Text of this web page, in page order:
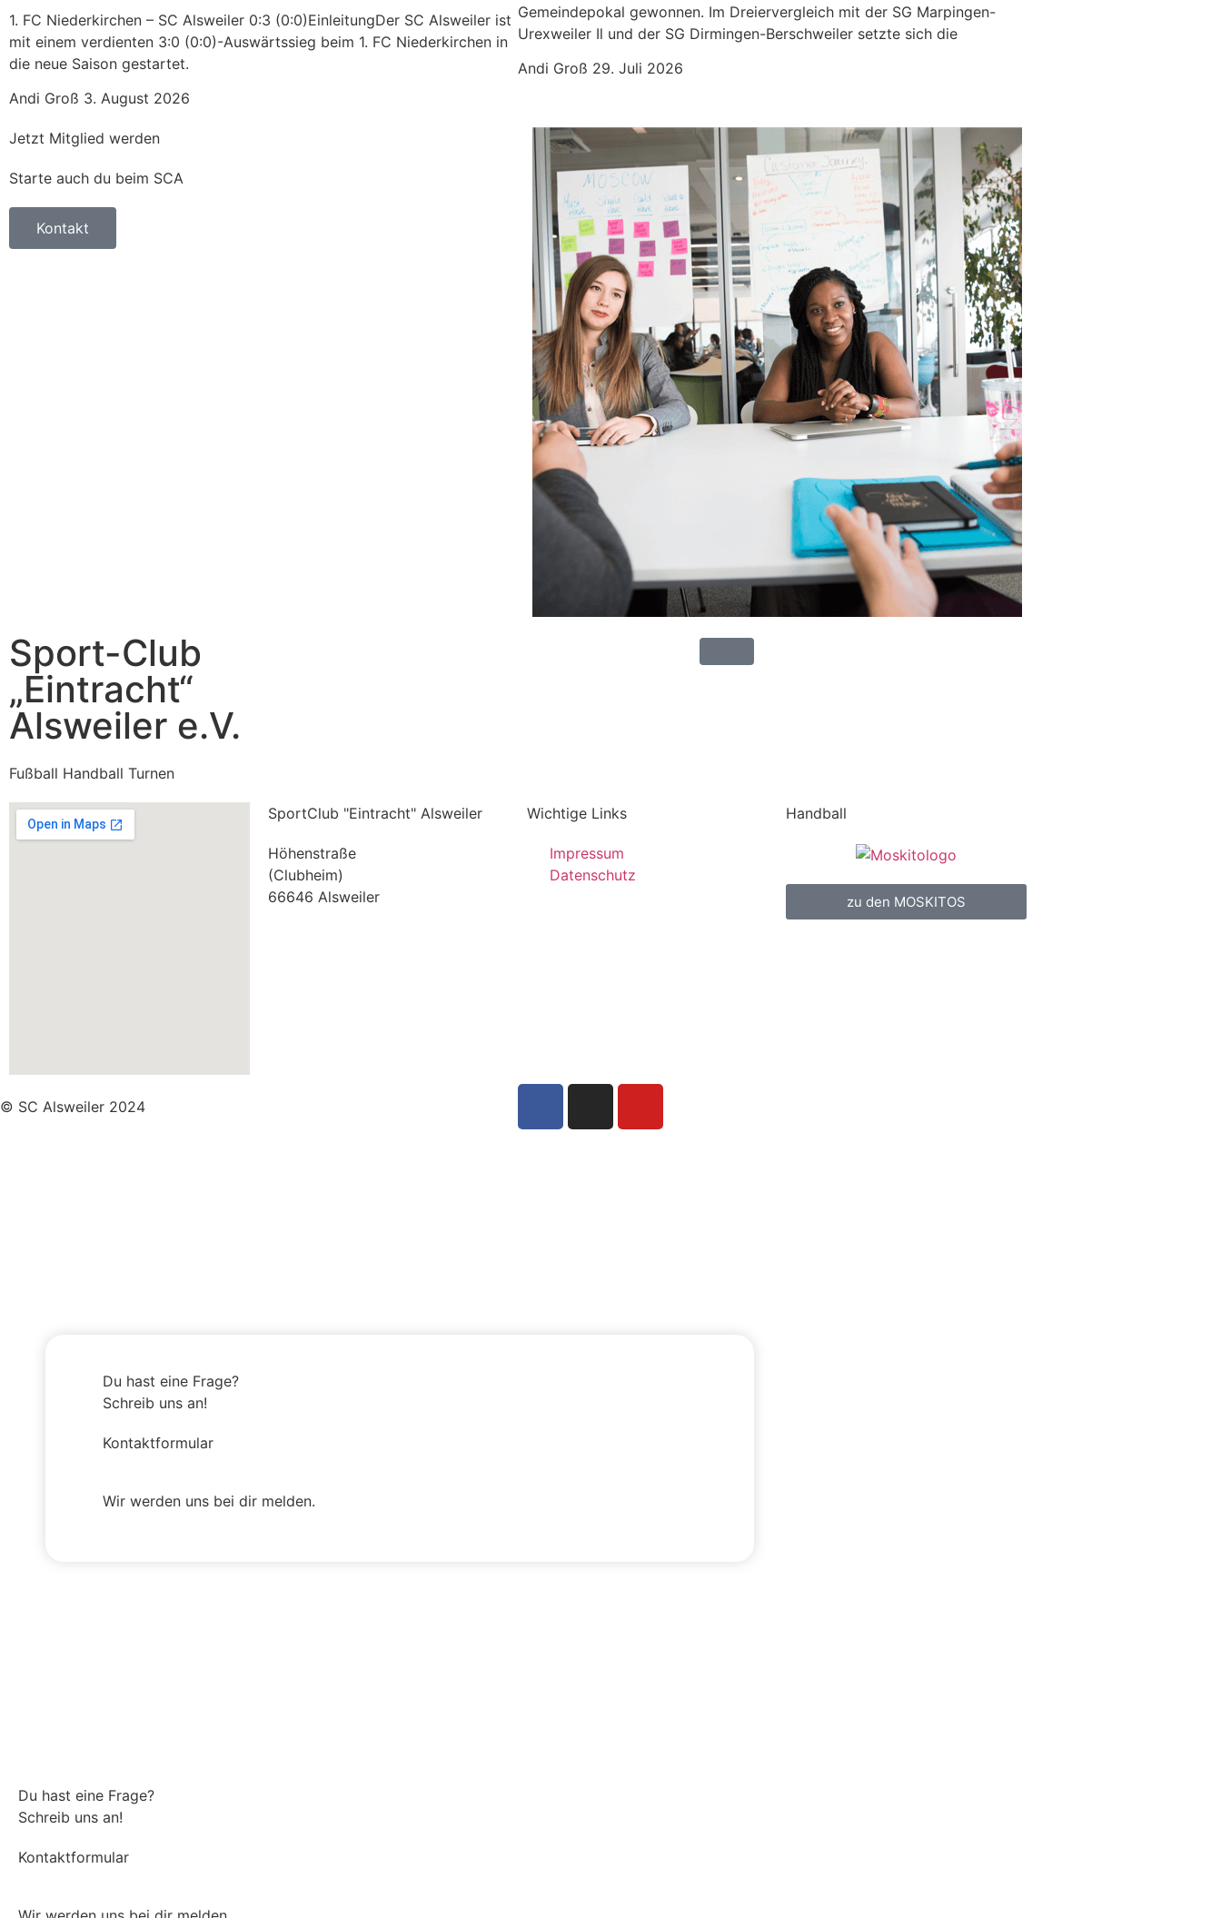
1. FC Niederkirchen – SC Alsweiler 0:3 (0:0)EinleitungDer SC Alsweiler ist
mit einem verdienten 3:0 (0:0)-Auswärtssieg beim 1. FC Niederkirchen in
die neue Saison gestartet.
Andi Groß 3. August 2026
Gemeindepokal gewonnen. Im Dreiervergleich mit der SG Marpingen-
Urexweiler Il und der SG Dirmingen-Berschweiler setzte sich die
Andi Groß 29. Juli 2026
Jetzt Mitglied werden
Starte auch du beim SCA
Kontakt
Sport-Club
„Eintracht“
Alsweiler e.V.
Fußball Handball Turnen
SportClub "Eintracht" Alsweiler
Höhenstraße
(Clubheim)
66646 Alsweiler
Wichtige Links
Impressum
Datenschutz
Handball
zu den MOSKITOS
© SC Alsweiler 2024
Du hast eine Frage?
Schreib uns an!
Kontaktformular
Wir werden uns bei dir melden.
Du hast eine Frage?
Schreib uns an!
Kontaktformular